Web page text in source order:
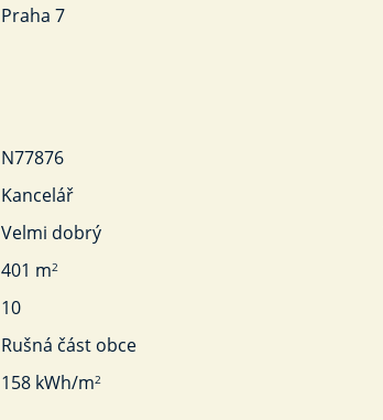
Praha 7
N77876
Kancelář
Velmi dobrý
401 m2
10
Rušná část obce
158 kWh/m2